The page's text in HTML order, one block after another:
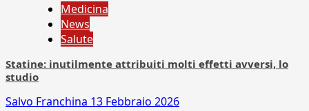
Medicina
News
Salute
Statine: inutilmente attribuiti molti effetti avversi, lo
studio
Salvo Franchina 13 Febbraio 2026